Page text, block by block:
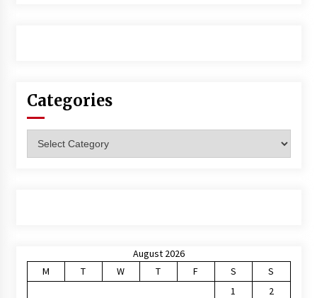
Categories
August 2026
M
T W T F S
S
1
2